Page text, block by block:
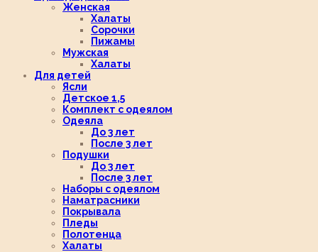
Женская
Халаты
Сорочки
Пижамы
Мужская
Халаты
Для детей
Ясли
Детское 1,5
Комплект с одеялом
Одеяла
До 3 лет
После 3 лет
Подушки
До 3 лет
После 3 лет
Наборы с одеялом
Наматрасники
Покрывала
Пледы
Полотенца
Халаты